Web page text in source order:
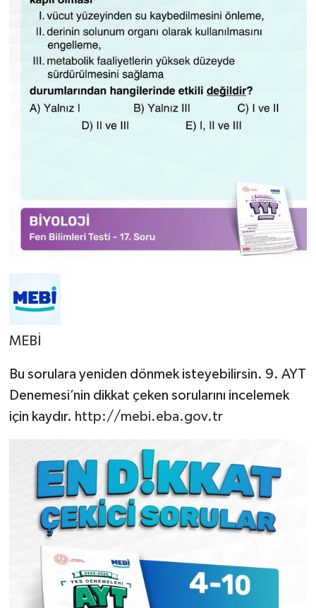
MEBİ
Bu sorulara yeniden dönmek isteyebilirsin. 9. AYT
Denemesi’nin dikkat çeken sorularını incelemek
için kaydır. http://mebi.eba.gov.tr